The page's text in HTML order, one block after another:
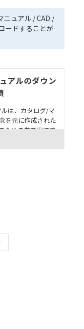
ニュアル / CAD /
ードすることが
アルのダウン
は、カタログ/マ
を元に作成された
ための参考用です
ては十分にご配慮
利用ください。
テム全体として
よび本製品が全
ださい。
しては機器・装
用ください。・
さい。
等は作成当時の
いている可能性
容をご確認のう
します。